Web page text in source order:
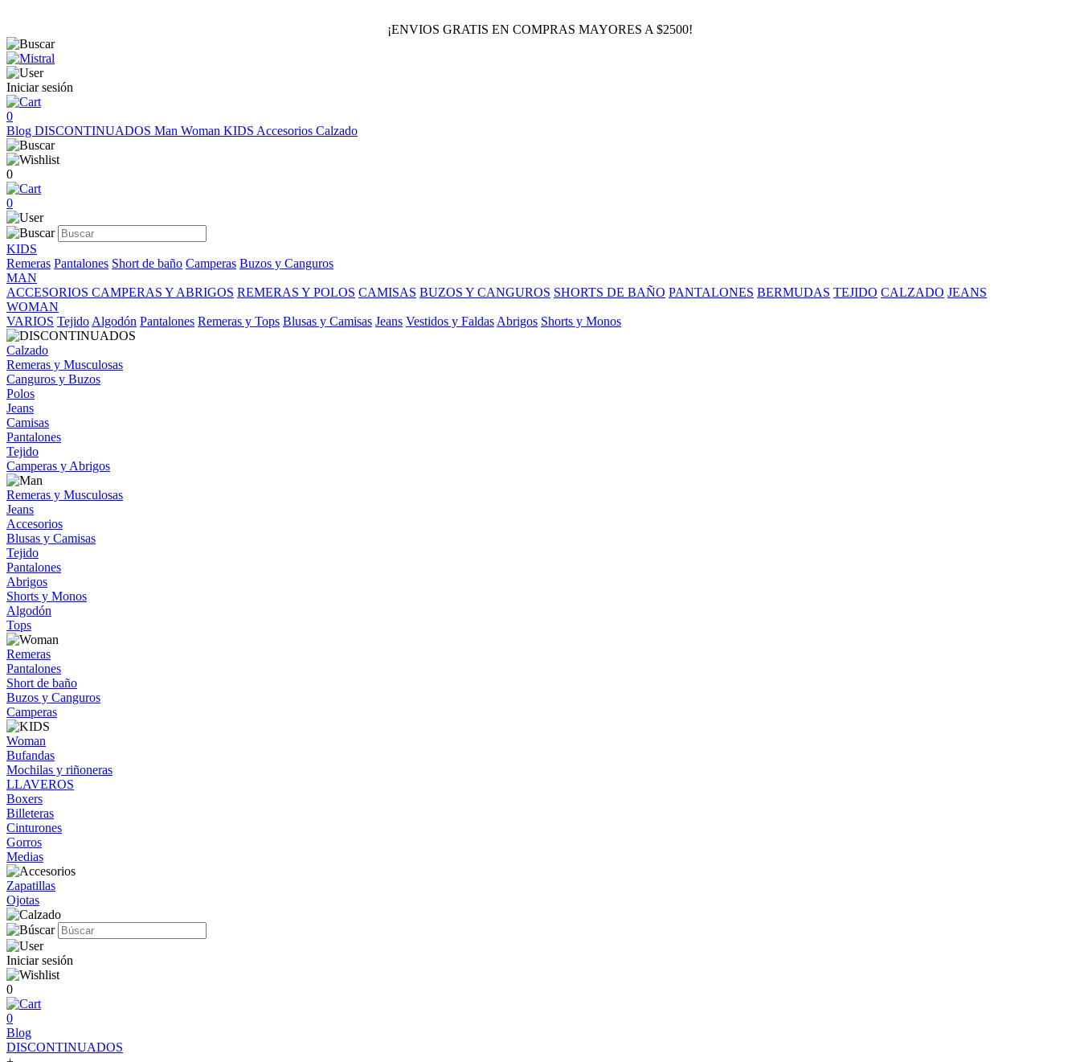
¡ENVIOS GRATIS EN COMPRAS MAYORES A $2500!
Iniciar sesión
0
Blog DISCONTINUADOS Man Woman KIDS Accesorios Calzado
0
0
KIDS
Remeras Pantalones Short de baño Camperas Buzos y Canguros
MAN
ACCESORIOS CAMPERAS Y ABRIGOS REMERAS Y POLOS CAMISAS BUZOS Y CANGUROS SHORTS DE BAÑO PANTALONES BERMUDAS TEJIDO CALZADO JEANS
WOMAN
VARIOS Tejido Algodón Pantalones Remeras y Tops Blusas y Camisas Jeans Vestidos y Faldas Abrigos Shorts y Monos
Calzado
Remeras y Musculosas
Canguros y Buzos
Polos
Jeans
Camisas
Pantalones
Tejido
Camperas y Abrigos
Remeras y Musculosas
Jeans
Accesorios
Blusas y Camisas
Tejido
Pantalones
Abrigos
Shorts y Monos
Algodón
Tops
Remeras
Pantalones
Short de baño
Buzos y Canguros
Camperas
Woman
Bufandas
Mochilas y riñoneras
LLAVEROS
Boxers
Billeteras
Cinturones
Gorros
Medias
Zapatillas
Ojotas
Iniciar sesión
0
0
Blog
DISCONTINUADOS